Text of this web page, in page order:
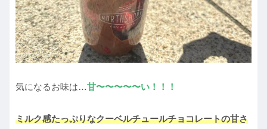
気になるお味は…甘〜〜〜〜〜い！！！
ミルク感たっぷりなクーベルチュールチョコレートの甘さ